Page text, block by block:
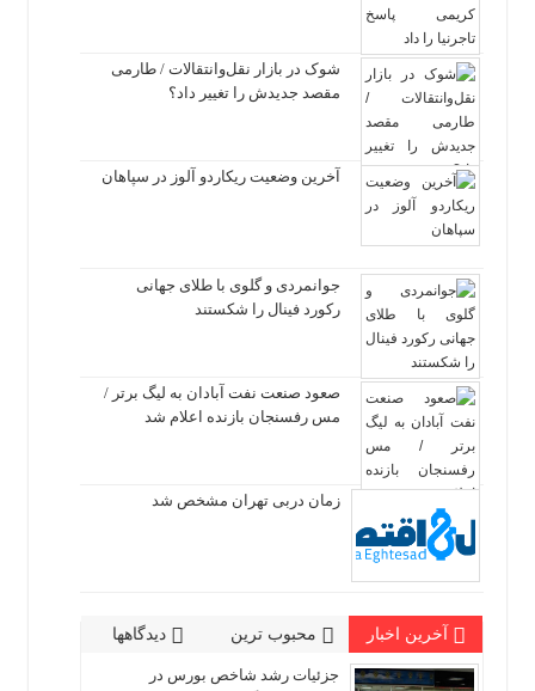
شوک در بازار نقل‌وانتقالات / طارمی
مقصد جدیدش را تغییر داد؟
آخرین وضعیت ریکاردو آلوز در سپاهان
جوانمردی و گلوی با طلای جهانی
رکورد فینال را شکستند
صعود صنعت نفت آبادان به لیگ برتر /
مس رفسنجان بازنده اعلام شد
زمان دربی تهران مشخص شد
آخرین اخبار محبوب ترین دیدگاهها
جزئیات رشد شاخص بورس در